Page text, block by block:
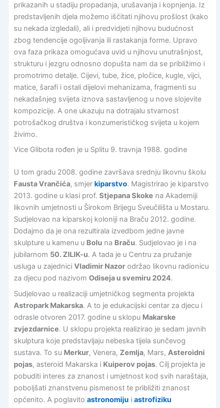
prikazanih u stadiju propadanja, urušavanja i kopnjenja. Iz
predstavljenih djela možemo iščitati njihovu prošlost (kako
su nekada izgledali), ali i predvidjeti njihovu budućnost
zbog tendencije ogoljivanja ili rastakanja forme. Upravo
ova faza prikaza omogućava uvid u njihovu unutrašnjost,
strukturu i jezgru odnosno dopušta nam da se približimo i
promotrimo detalje. Cijevi, tube, žice, pločice, kugle, vijci,
matice, šarafi i ostali dijelovi mehanizama, fragmenti su
nekadašnjeg svijeta iznova sastavljenog u nove slojevite
kompozicije. A one ukazuju na dotrajalu stvarnost
potrošačkog društva i konzumerističkog svijeta u kojem
živimo.
Vice Glibota rođen je u Splitu 9. travnja 1988. godine
U tom gradu 2008. godine završava srednju likovnu školu
Fausta Vrančića, smjer kiparstvo. Magistrirao je kiparstvo
2013. godine u klasi prof. Stjepana Skoke na Akademiji
likovnih umjetnosti u Širokom Brijegu Sveučilišta u Mostaru.
Sudjelovao na kiparskoj koloniji na Braču 2012. godine.
Dodajmo da je ona rezultirala izvedbom jedne javne
skulpture u kamenu u Bolu na Braču. Sudjelovao je i na
jubilarnom 50. ZILIK-u. A tada je u Centru za pružanje
usluga u zajednici Vladimir Nazorodržao likovnu radionicu
za djecu pod nazivom Odiseja u svemiru 2024.
Sudjelovao u realizaciji umjetničkog segmenta projekta
Astropark Makarska. A to je edukacijski centar za djecu i
odrasle otvoren 2017. godine u sklopu Makarske
zvjezdarnice. U sklopu projekta realizirao je sedam javnih
skulptura koje predstavljaju nebeska tijela sunčevog
sustava. To su Merkur, Venera, Zemlja, Mars, Asteroidni
pojas, asteroid Makarska i Kuiperov pojas. Cilj projekta je
pobuditi interes za znanost i umjetnost kod svih naraštaja,
poboljšati znanstvenu pismenost te približiti znanost
općenito. A poglavito astronomijui astrofiziku